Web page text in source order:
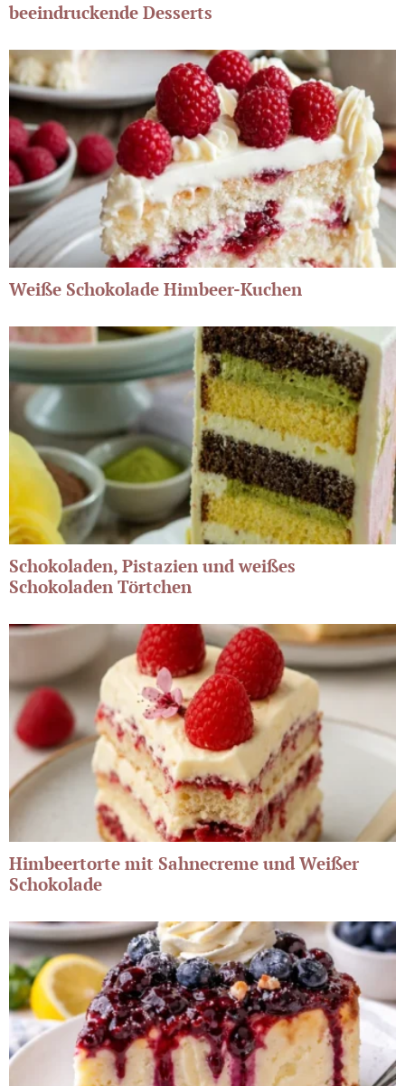
beeindruckende Desserts
Weiße Schokolade Himbeer-Kuchen
Schokoladen, Pistazien und weißes
Schokoladen Törtchen
Himbeertorte mit Sahnecreme und Weißer
Schokolade